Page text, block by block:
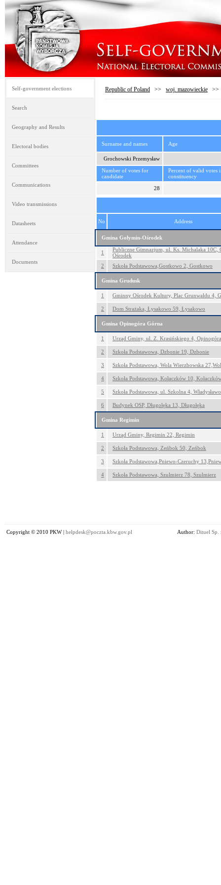
Self-government elections
Search
Geography and Results
Electoral bodies
Committees
Communications
Video transmissions
Datasheets
Attendance
Documents
Republic of Poland >> woj. mazowieckie
Surname and names Age
Grochowski Przemysław
Number of votes for
candidate
Percent of valid votes
constituency
28
No Address
Gmina Gołymin-Ośrodek
1
Publiczne Gimnazjum, ul. Ks. Michalaka 10C,
Ośrodek
2
Szkoła Podstawowa,Gostkowo 2, Gostkowo
Gmina Grudusk
1 Gminny Ośrodek Kultury, Plac Grunwaldu 4,
2 Dom Strażaka, Łysakowo 59, Łysakowo
Gmina Opinogóra Górna
1 Urząd Gminy, ul. Z. Krasińskiego 4,
2 Szkoła Podstawowa, Dzbonie 19, Dzbonie
3 Szkoła Podstawowa, Wola Wierzbowska
4 Szkoła Podstawowa, Kołaczków 10,
5 Szkoła Podstawowa, ul. Szkolna 4,
6 Budynek OSP, Długołęka 13, Długołęka
Gmina Regimin
1 Urząd Gminy, Regimin 22, Regimin
2 Szkoła Podstawowa, Zeńbok 50, Zeńbok
3 Szkoła Podstawowa,Pniewo-Czeruchy
4 Szkoła Podstawowa, Szulmierz 78, Szulmierz
Copyright © 2010 PKW | helpdesk@poczta.kbw.gov.pl Author: Dituel Sp.